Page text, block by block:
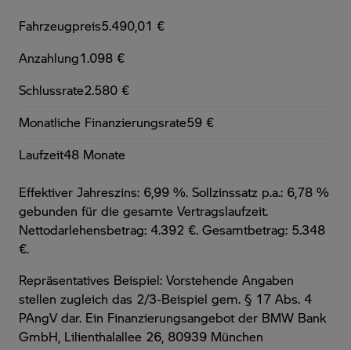
Fahrzeugpreis5.490,01 €
Anzahlung1.098 €
Schlussrate2.580 €
Monatliche Finanzierungsrate59 €
Laufzeit48 Monate
Effektiver Jahreszins: 6,99 %. Sollzinssatz p.a.: 6,78 %
gebunden für die gesamte Vertragslaufzeit.
Nettodarlehensbetrag: 4.392 €. Gesamtbetrag: 5.348
€.
Repräsentatives Beispiel: Vorstehende Angaben
stellen zugleich das 2/3-Beispiel gem. § 17 Abs. 4
PAngV dar. Ein Finanzierungsangebot der BMW Bank
GmbH, Lilienthalallee 26, 80939 München